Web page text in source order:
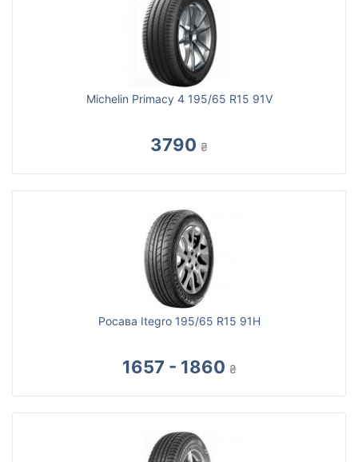
Michelin Primacy 4 195/65 R15 91V
3790 ₴
Росава Itegro 195/65 R15 91H
1657 - 1860 ₴